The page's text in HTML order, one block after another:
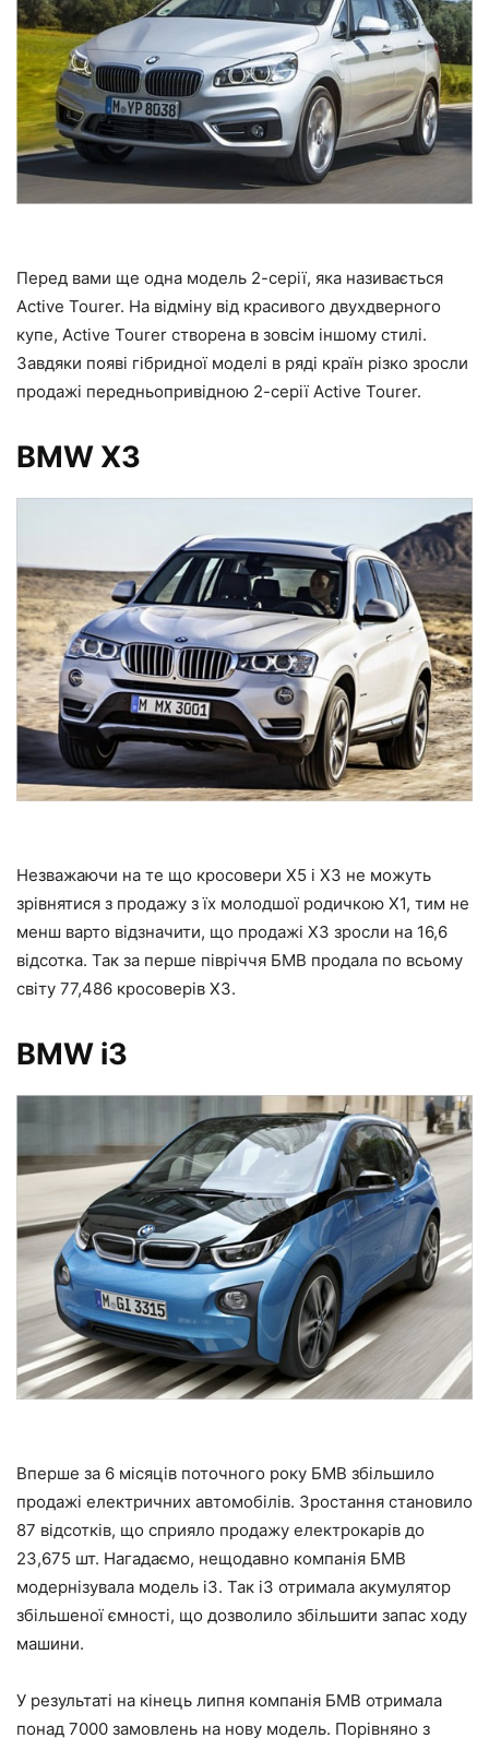
Перед вами ще одна модель 2-серії, яка називається
Active Tourer. На відміну від красивого двухдверного
купе, Active Tourer створена в зовсім іншому стилі.
Завдяки появі гібридної моделі в ряді країн різко зросли
продажі передньопривідною 2-серії Active Tourer.
BMW X3
Незважаючи на те що кросовери Х5 і Х3 не можуть
зрівнятися з продажу з їх молодшої родичкою Х1, тим не
менш варто відзначити, що продажі Х3 зросли на 16,6
відсотка. Так за перше півріччя БМВ продала по всьому
світу 77,486 кросоверів Х3.
BMW i3
Вперше за 6 місяців поточного року БМВ збільшило
продажі електричних автомобілів. Зростання становило
87 відсотків, що сприяло продажу електрокарів до
23,675 шт. Нагадаємо, нещодавно компанія БМВ
модернізувала модель i3. Так i3 отримала акумулятор
збільшеної ємності, що дозволило збільшити запас ходу
машини.
У результаті на кінець липня компанія БМВ отримала
понад 7000 замовлень на нову модель. Порівняно з